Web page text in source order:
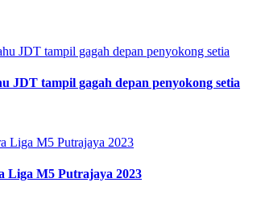
JDT tampil gagah depan penyokong setia
Liga M5 Putrajaya 2023